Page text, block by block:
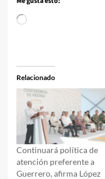
Cargando...
Relacionado
Continuará política de
atención preferente a
Guerrero, afirma López